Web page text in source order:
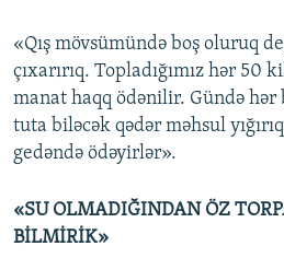
«Qış mövsümündə boş oluruq
çıxarırıq. Topladığımız hər 50
manat haqq ödənilir. Gündə
tuta biləcək qədər məhsul
gedəndə ödəyirlər».
«SU OLMADIĞINDAN ÖZ
BİLMİRİK»